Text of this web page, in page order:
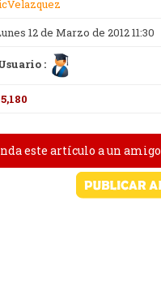
12 de Marzo de 2012 11:30
:
5,180
este artículo a un amigo